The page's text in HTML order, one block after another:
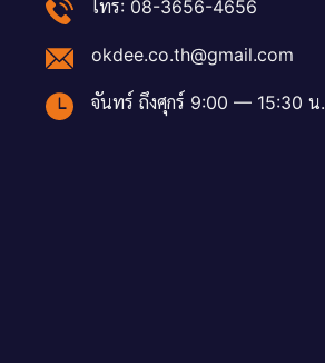
โทร: 08-3656-4656
okdee.co.th@gmail.com
จันทร์ ถึงศุกร์ 9:00 — 15:30 น.